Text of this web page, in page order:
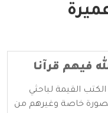
فيهم قرآنا
القيمة لباحثي
بصورة خاصة وغيرهم من